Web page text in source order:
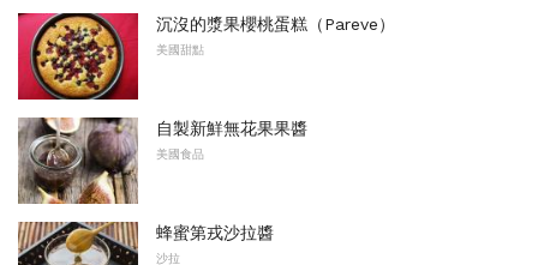
沉沒的漿果櫻桃蛋糕（Pareve）
美國甜點
自製新鮮無花果果醬
美國食品
蜂蜜第戎沙拉醬
沙拉